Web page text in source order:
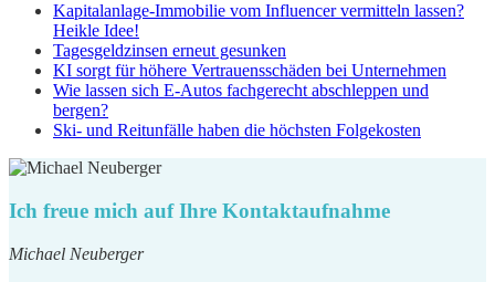
Kapitalanlage-Immobilie vom Influencer vermitteln lassen?
Heikle Idee!
Tagesgeldzinsen erneut gesunken
KI sorgt für höhere Vertrauensschäden bei Unternehmen
Wie lassen sich E-Autos fachgerecht abschleppen und
bergen?
Ski- und Reitunfälle haben die höchsten Folgekosten
Ich freue mich auf Ihre Kontaktaufnahme
Michael Neuberger